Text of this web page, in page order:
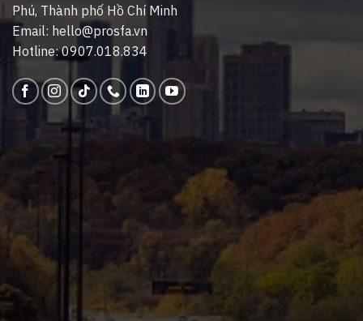
Phú, Thành phố Hồ Chí Minh
Email: hello@prosfa.vn
Hotline: 0907.018.834